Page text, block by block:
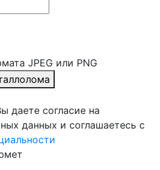
JPEG или PNG
даете согласие на
данных и соглашаетесь с